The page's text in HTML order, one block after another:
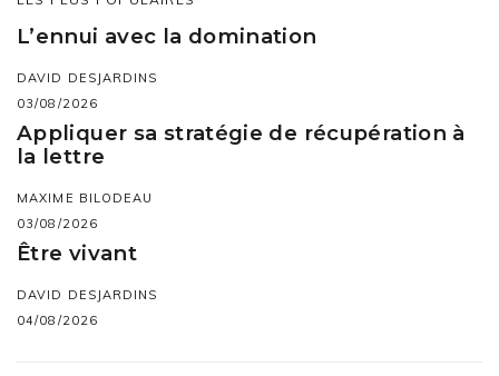
L’ennui avec la domination
DAVID DESJARDINS
03/08/2026
Appliquer sa stratégie de récupération à
la lettre
MAXIME BILODEAU
03/08/2026
Être vivant
DAVID DESJARDINS
04/08/2026